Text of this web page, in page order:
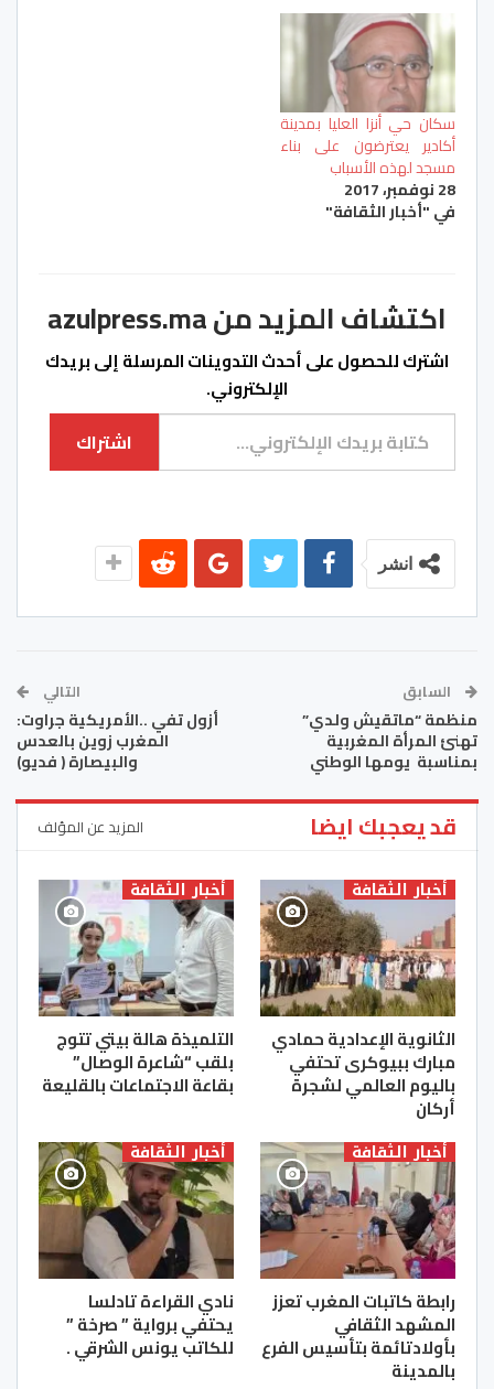
سكان حي أنزا العليا بمدينة
أكادير يعترضون على بناء
مسجد لهذه الأسباب
28 نوفمبر، 2017
في "أخبار الثقافة"
اكتشاف المزيد من azulpress.ma
اشترك للحصول على أحدث التدوينات المرسلة إلى بريدك
الإلكتروني.
كتابة بريدك الإلكتروني...
اشتراك
انشر
السابق
منظمة “ماتقيش ولدي”
تهنئ المرأة المغربية
بمناسبة يومها الوطني
التالي
أزول تفي ..الأمريكية جراوت:
المغرب زوين بالعدس
والبيصارة ( فديو)
قد يعجبك ايضا المزيد عن المؤلف
أخبار الثقافة
الثانوية الإعدادية حمادي
مبارك ببيوكرى تحتفي
باليوم العالمي لشجرة
أركان
أخبار الثقافة
التلميذة هالة بيتي تتوج
بلقب “شاعرة الوصال”
بقاعة الاجتماعات بالقليعة
أخبار الثقافة
رابطة كاتبات المغرب تعزز
المشهد الثقافي
بأولادتائمة بتأسيس الفرع
بالمدينة
أخبار الثقافة
نادي القراءة تادلسا
يحتفي برواية ” صرخة ”
للكاتب يونس الشرقي .